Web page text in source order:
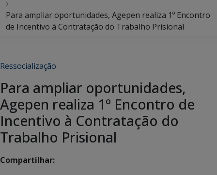
Para ampliar oportunidades, Agepen realiza 1º Encontro
de Incentivo à Contratação do Trabalho Prisional
Ressocialização
Para ampliar oportunidades,
Agepen realiza 1º Encontro de
Incentivo à Contratação do
Trabalho Prisional
Compartilhar: